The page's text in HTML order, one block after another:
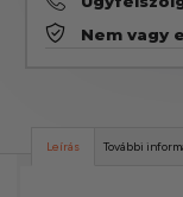
Nem vagy
Leírás További